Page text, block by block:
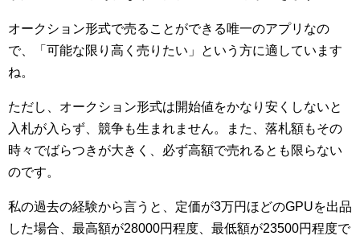
オークション形式で売ることができる唯一のアプリなの
で、「可能な限り高く売りたい」という方に適しています
ね。
ただし、オークション形式は開始値をかなり安くしないと
入札が入らず、競争も生まれません。また、落札額もその
時々でばらつきが大きく、必ず高額で売れるとも限らない
のです。
私の過去の経験から言うと、定価が3万円ほどのGPUを出品
した場合、最高額が28000円程度、最低額が23500円程度で